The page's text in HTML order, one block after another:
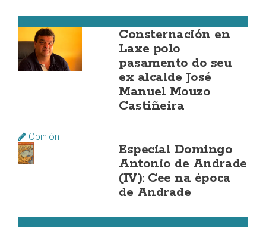
Consternación en
Laxe polo
pasamento do seu
ex alcalde José
Manuel Mouzo
Castiñeira
Opinión
Especial Domingo
Antonio de Andrade
(IV): Cee na época
de Andrade